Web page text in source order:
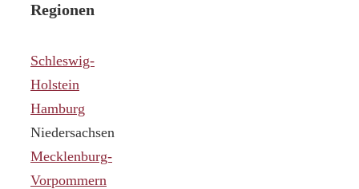
Regionen
Schleswig-
Holstein
Hamburg
Niedersachsen
Mecklenburg-
Vorpommern